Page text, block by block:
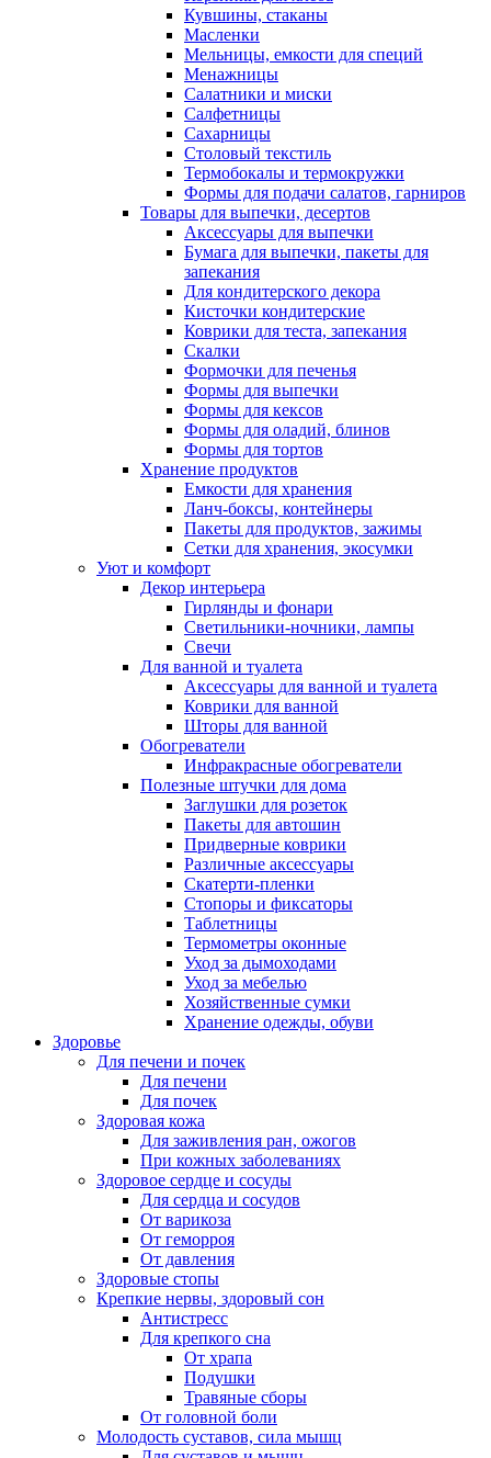
Кувшины, стаканы
Масленки
Мельницы, емкости для специй
Менажницы
Салатники и миски
Салфетницы
Сахарницы
Столовый текстиль
Термобокалы и термокружки
Формы для подачи салатов, гарниров
Товары для выпечки, десертов
Аксессуары для выпечки
Бумага для выпечки, пакеты для
запекания
Для кондитерского декора
Кисточки кондитерские
Коврики для теста, запекания
Скалки
Формочки для печенья
Формы для выпечки
Формы для кексов
Формы для оладий, блинов
Формы для тортов
Хранение продуктов
Емкости для хранения
Ланч-боксы, контейнеры
Пакеты для продуктов, зажимы
Сетки для хранения, экосумки
Уют и комфорт
Декор интерьера
Гирлянды и фонари
Светильники-ночники, лампы
Свечи
Для ванной и туалета
Аксессуары для ванной и туалета
Коврики для ванной
Шторы для ванной
Обогреватели
Инфракрасные обогреватели
Полезные штучки для дома
Заглушки для розеток
Пакеты для автошин
Придверные коврики
Различные аксессуары
Скатерти-пленки
Стопоры и фиксаторы
Таблетницы
Термометры оконные
Уход за дымоходами
Уход за мебелью
Хозяйственные сумки
Хранение одежды, обуви
Здоровье
Для печени и почек
Для печени
Для почек
Здоровая кожа
Для заживления ран, ожогов
При кожных заболеваниях
Здоровое сердце и сосуды
Для сердца и сосудов
От варикоза
От геморроя
От давления
Здоровые стопы
Крепкие нервы, здоровый сон
Антистресс
Для крепкого сна
От храпа
Подушки
Травяные сборы
От головной боли
Молодость суставов, сила мышц